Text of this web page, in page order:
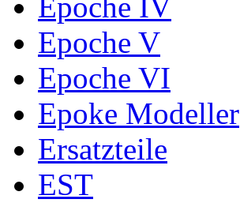
Epoche V
Epoche VI
Epoke Modeller
Ersatzteile
EST